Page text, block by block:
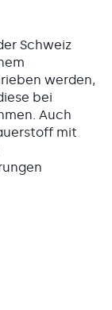
Schweiz
werden,
bei
Auch
mit